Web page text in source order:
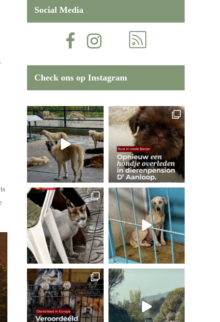
Social Media
Check ons op Instagram